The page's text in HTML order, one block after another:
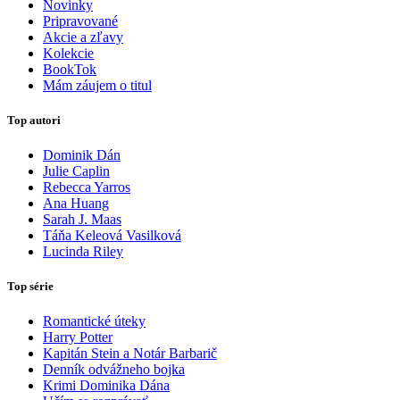
Novinky
Pripravované
Akcie a zľavy
Kolekcie
BookTok
Mám záujem o titul
Top autori
Dominik Dán
Julie Caplin
Rebecca Yarros
Ana Huang
Sarah J. Maas
Táňa Keleová Vasilková
Lucinda Riley
Top série
Romantické úteky
Harry Potter
Kapitán Stein a Notár Barbarič
Denník odvážneho bojka
Krimi Dominika Dána